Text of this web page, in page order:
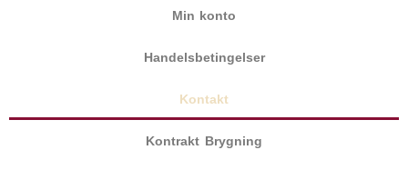
Min konto
Handelsbetingelser
Kontakt
Kontrakt Brygning